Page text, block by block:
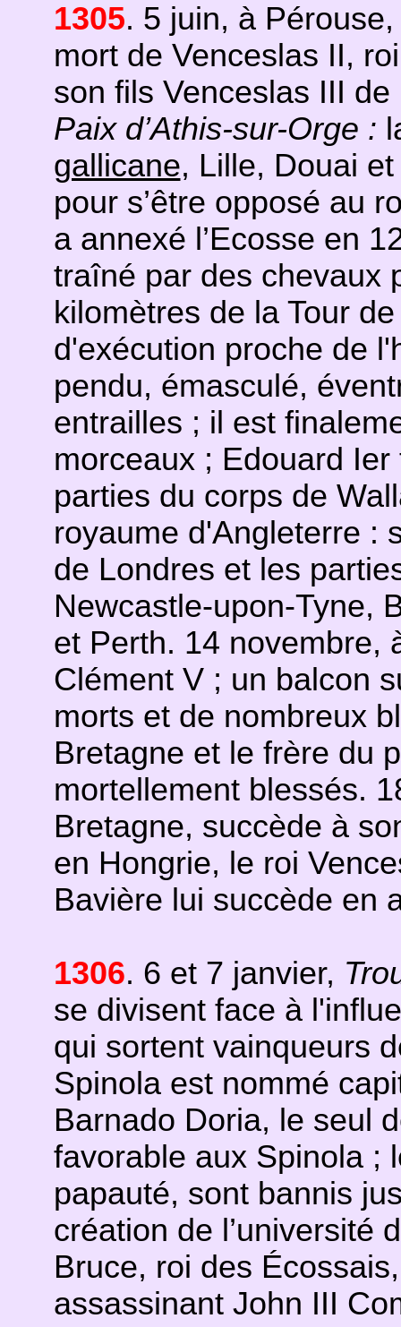
1305. 5 juin, à
mort de Venceslas II,
son fils Venceslas III
Paix d’Athis-sur-Orge :
gallicane, Lille, Douai
pour s’être opposé au
a annexé l’Ecosse en
traîné par des chevaux
kilomètres de la Tour
d'exécution proche de
pendu, émasculé,
entrailles ; il est
morceaux ; Edouard
parties du corps de
royaume d'Angleterre :
de Londres et les
Newcastle-upon-Tyne,
et Perth. 14 novembre,
Clément V ; un balcon
morts et de nombreux
Bretagne et le frère du
mortellement blessés.
Bretagne, succède à
en Hongrie, le roi
Bavière lui succède en
1306. 6 et 7 janvier,
se divisent face à
qui sortent vainqueurs
Spinola est nommé
Barnado Doria, le seul
favorable aux Spinola ;
papauté, sont bannis
création de l’université
Bruce, roi des
assassinant John III